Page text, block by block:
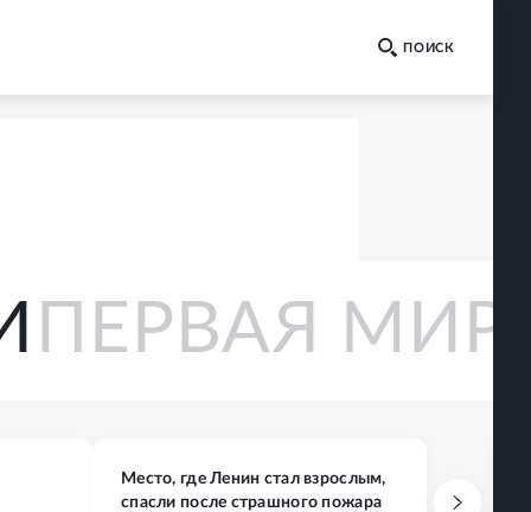
Место, где Ленин стал взрослым,
спасли после страшного пожара